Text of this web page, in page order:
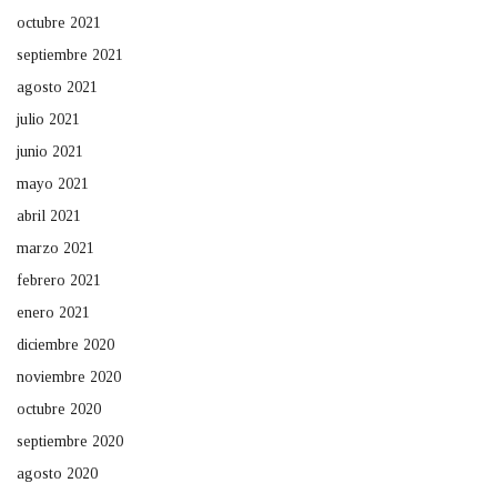
octubre 2021
septiembre 2021
agosto 2021
julio 2021
junio 2021
mayo 2021
abril 2021
marzo 2021
febrero 2021
enero 2021
diciembre 2020
noviembre 2020
octubre 2020
septiembre 2020
agosto 2020